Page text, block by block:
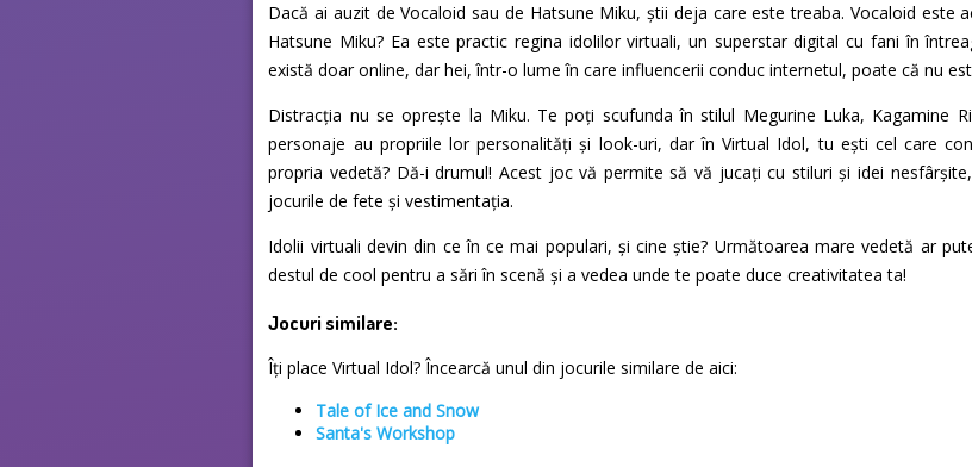
Dacă ai auzit de Vocaloid sau de Hatsune Miku, știi deja care este treaba. Vocaloid
Hatsune Miku? Ea este practic regina idolilor virtuali, un superstar digital cu fani în
există doar online, dar hei, într-o lume în care influencerii conduc internetul, poate că nu
Distracția nu se oprește la Miku. Te poți scufunda în stilul Megurine Luka, Kagamine
personaje au propriile lor personalități și look-uri, dar în Virtual Idol, tu ești cel care
propria vedetă? Dă-i drumul! Acest joc vă permite să vă jucați cu stiluri și idei
jocurile de fete și vestimentația.
Idolii virtuali devin din ce în ce mai populari, și cine știe? Următoarea mare vedetă ar
destul de cool pentru a sări în scenă și a vedea unde te poate duce creativitatea ta!
Jocuri similare:
Îți place Virtual Idol? Încearcă unul din jocurile similare de aici:
Tale of Ice and Snow
Santa's Workshop